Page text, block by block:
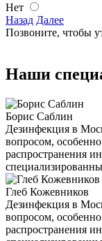
Нет
Назад Далее
Позвоните, чтобы
Наши
Борис Саблин
Дезинфекция в
вопросом,
распространения
Глеб Кожевников
Дезинфекция в
вопросом,
распространения